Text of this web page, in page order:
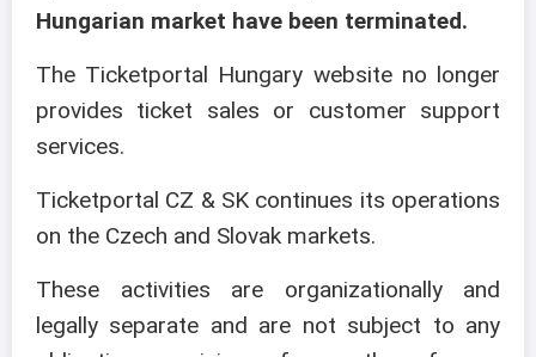
Hungarian market have been terminated.
The Ticketportal Hungary website no longer
provides ticket sales or customer support
services.
Ticketportal CZ & SK continues its operations
on the Czech and Slovak markets.
These activities are organizationally and
legally separate and are not subject to any